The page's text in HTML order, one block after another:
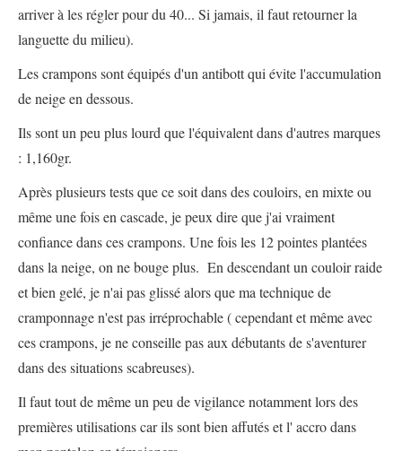
arriver à les régler pour du 40... Si jamais, il faut retourner la
languette du milieu).
Les crampons sont équipés d'un antibott qui évite l'accumulation
de neige en dessous.
Ils sont un peu plus lourd que l'équivalent dans d'autres marques
: 1,160gr.
Après plusieurs tests que ce soit dans des couloirs, en mixte ou
même une fois en cascade, je peux dire que j'ai vraiment
confiance dans ces crampons. Une fois les 12 pointes plantées
dans la neige, on ne bouge plus. En descendant un couloir raide
et bien gelé, je n'ai pas glissé alors que ma technique de
cramponnage n'est pas irréprochable ( cependant et même avec
ces crampons, je ne conseille pas aux débutants de s'aventurer
dans des situations scabreuses).
Il faut tout de même un peu de vigilance notamment lors des
premières utilisations car ils sont bien affutés et l' accro dans